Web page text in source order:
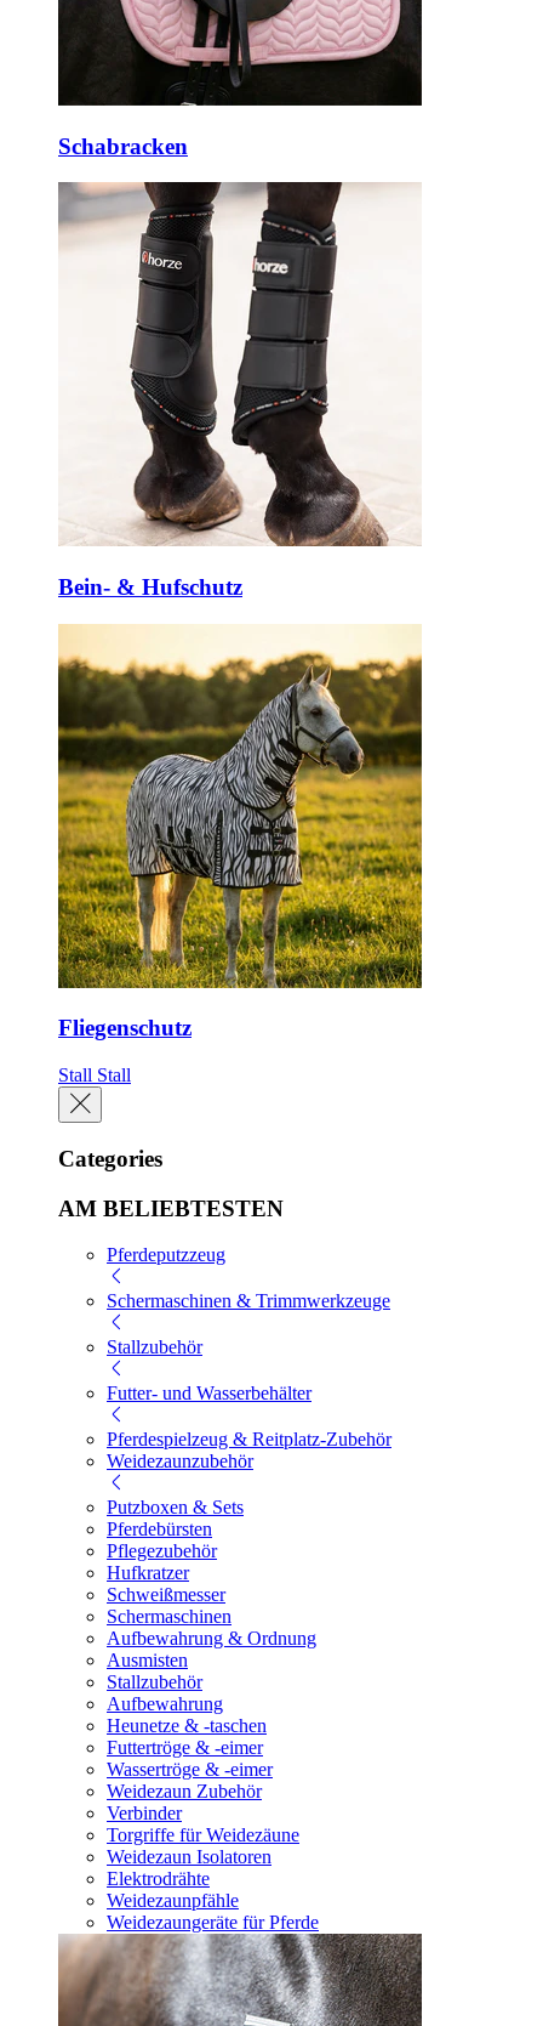
Schabracken
Bein- & Hufschutz
Fliegenschutz
Stall Stall
Categories
AM BELIEBTESTEN
Pferdeputzzeug
Schermaschinen & Trimmwerkzeuge
Stallzubehör
Futter- und Wasserbehälter
Pferdespielzeug & Reitplatz-Zubehör
Weidezaunzubehör
Putzboxen & Sets
Pferdebürsten
Pflegezubehör
Hufkratzer
Schweißmesser
Schermaschinen
Aufbewahrung & Ordnung
Ausmisten
Stallzubehör
Aufbewahrung
Heunetze & -taschen
Futtertröge & -eimer
Wassertröge & -eimer
Weidezaun Zubehör
Verbinder
Torgriffe für Weidezäune
Weidezaun Isolatoren
Elektrodrähte
Weidezaunpfähle
Weidezaungeräte für Pferde